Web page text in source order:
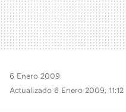
6 Enero 2009
Actualizado 6 Enero 2009, 11:12